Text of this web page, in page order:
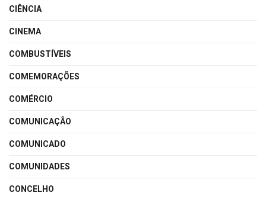
CIÊNCIA
CINEMA
COMBUSTÍVEIS
COMEMORAÇÕES
COMÉRCIO
COMUNICAÇÃO
COMUNICADO
COMUNIDADES
CONCELHO